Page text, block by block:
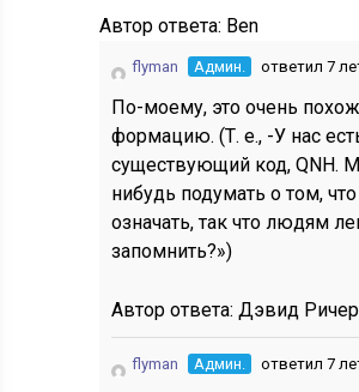
Автор ответа: Ben
flyman Админ. ответил 7
По-моему, это очень
формацию. (Т. е., -У нас
существующий код, QNH.
нибудь подумать о том,
означать, так что людям
запомнить?»)
Автор ответа:Дэвид
flyman Админ. ответил 7